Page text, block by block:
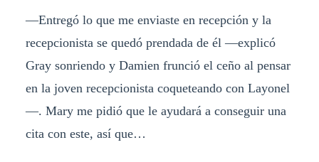
—Entregó lo que me enviaste en recepción y la
recepcionista se quedó prendada de él —explicó
Gray sonriendo y Damien frunció el ceño al pensar
en la joven recepcionista coqueteando con Layonel
—. Mary me pidió que le ayudará a conseguir una
cita con este, así que…